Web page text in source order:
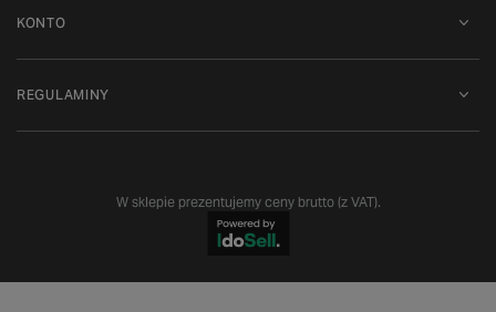
KONTO
REGULAMINY
W sklepie prezentujemy ceny brutto (z VAT).